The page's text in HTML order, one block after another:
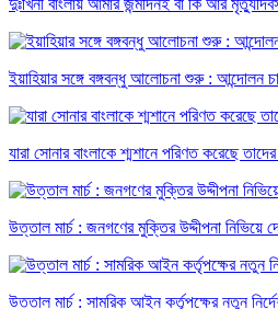
দুঃখিনী বাংলায় আমার জন্মদিনই বা কি আর
ইয়াহিয়ার সঙ্গে বঙ্গবন্ধু আলোচনা শুরু : আন্দোলন
যারা সোনার বাংলাকে শ্মশানে পরিণত করেছে
উত্তাল মার্চ : জনগণের মুক্তির উদ্দীপনা নিভিয়ে
উত্তাল মার্চ : সামরিক আইন কর্তৃপক্ষের নতুন